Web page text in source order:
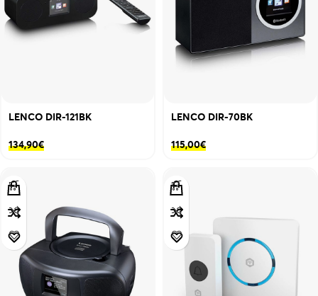
LENCO DIR-121BK
134,90€
LENCO DIR-70BK
115,00€